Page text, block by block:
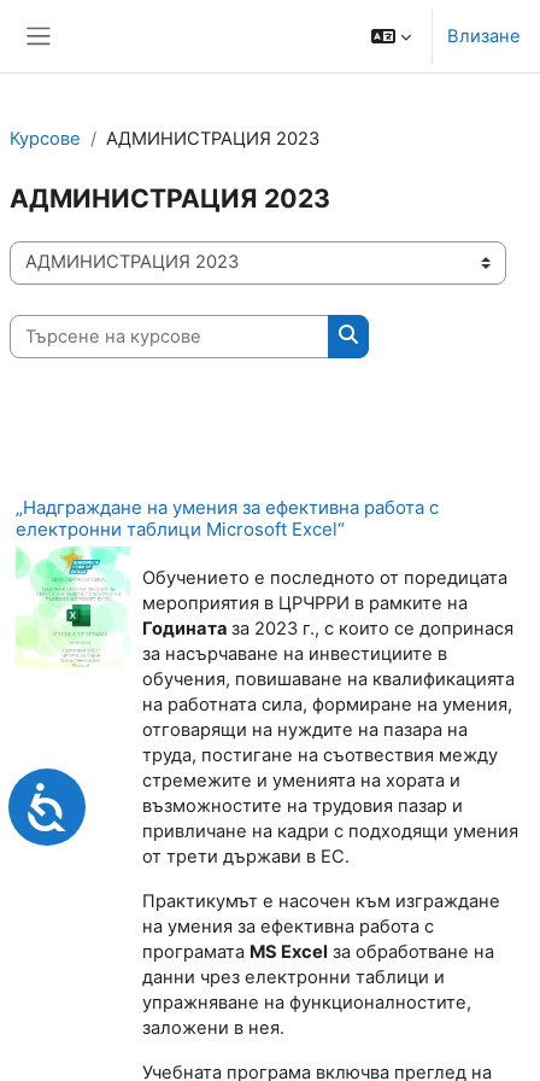
обърнете
включва
за
достъпност.
Достъпност
Влизане
Курсове АДМИНИСТРАЦИЯ 2023
АДМИНИСТРАЦИЯ 2023
Категории курсове
Търсене на курсове
Търсене на курсове
„Надграждане на умения за ефективна работа с
електронни таблици Microsoft Excel“
Обучението е последното от поредицата
мероприятия в ЦРЧРРИ в рамките на
Годината за 2023 г., с които се допринася
за насърчаване на инвестициите в
обучения, повишаване на квалификацията
на работната сила, формиране на умения,
отговарящи на нуждите на пазара на
труда, постигане на съотвествия между
стремежите и уменията на хората и
възможностите на трудовия пазар и
привличане на кадри с подходящи умения
от трети държави в ЕС.
Практикумът е насочен към изграждане
на умения за ефективна работа с
програмата MS Excel за обработване на
данни чрез електронни таблици и
упражняване на функционалностите,
заложени в нея.
Учебната програма включва преглед на